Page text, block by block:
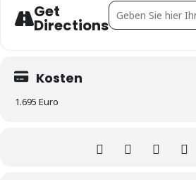
Get
Directions
Address -
Kosten
1.695 Euro